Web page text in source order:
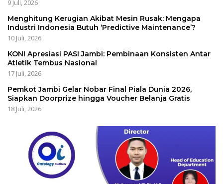
9 Juli, 2026
Menghitung Kerugian Akibat Mesin Rusak: Mengapa
Industri Indonesia Butuh ‘Predictive Maintenance’?
10 Juli, 2026
KONI Apresiasi PASI Jambi: Pembinaan Konsisten Antar
Atletik Tembus Nasional
17 Juli, 2026
Pemkot Jambi Gelar Nobar Final Piala Dunia 2026,
Siapkan Doorprize hingga Voucher Belanja Gratis
18 Juli, 2026